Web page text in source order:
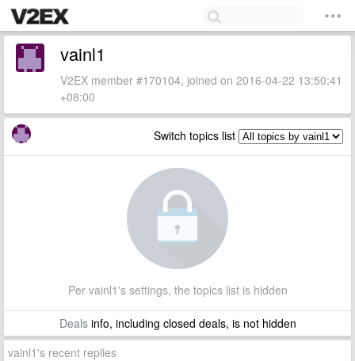
vainl1
V2EX member #170104, joined on 2016-04-22 13:50:41
+08:00
Switch topics list
Per vainl1's settings, the topics list is hidden
Dealsinfo, including closed deals, is not hidden
vainl1's recent replies